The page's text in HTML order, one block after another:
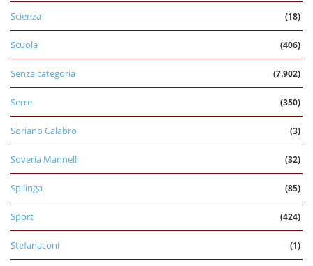
Scienza (18)
Scuola (406)
Senza categoria (7.902)
Serre (350)
Soriano Calabro (3)
Soveria Mannelli (32)
Spilinga (85)
Sport (424)
Stefanaconi (1)